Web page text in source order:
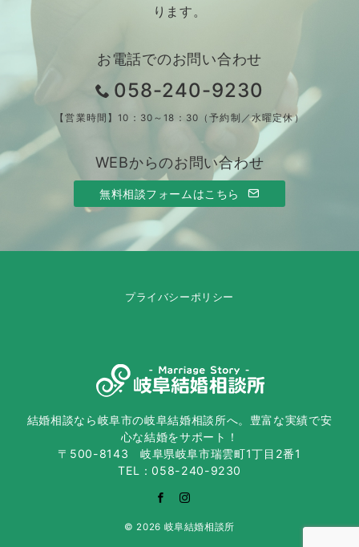
ります。
お電話でのお問い合わせ
058-240-9230
【営業時間】10：30～18：30（予約制／水曜定休）
WEBからのお問い合わせ
無料相談フォームはこちら
プライバシーポリシー
結婚相談なら岐阜市の岐阜結婚相談所へ。豊富な実績で安
心な結婚をサポート！
〒500-8143 岐阜県岐阜市瑞雲町1丁目2番1
TEL：058-240-9230
© 2026 岐阜結婚相談所